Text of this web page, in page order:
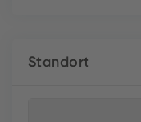
Standort